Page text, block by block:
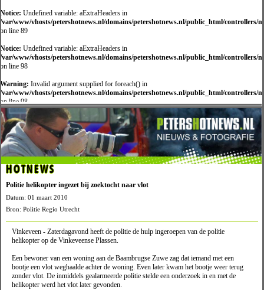
Notice: Undefined variable: aExtraHeaders in
/var/www/vhosts/petershotnews.nl/domains/petershotnews.nl/public_html/controllers/
on line 89
Notice: Undefined variable: aExtraHeaders in
/var/www/vhosts/petershotnews.nl/domains/petershotnews.nl/public_html/controllers/
on line 98
Warning: Invalid argument supplied for foreach() in
/var/www/vhosts/petershotnews.nl/domains/petershotnews.nl/public_html/controllers/
on line 98
HOTNEWS
Politie helikopter ingezet bij zoektocht naar vlot
Datum: 01 maart 2010
Bron: Politie Regio Utrecht
Vinkeveen - Zaterdagavond heeft de politie de hulp ingeroepen van de politie
helikopter op de Vinkeveense Plassen.
Een bewoner van een woning aan de Baambrugse Zuwe zag dat iemand met een
bootje een vlot weghaalde achter de woning. Even later kwam het bootje weer terug
zonder vlot. De inmiddels gealarmeerde politie stelde een onderzoek in en met de
helikopter werd het vlot later gevonden.